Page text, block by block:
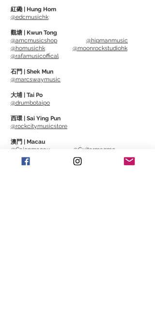
HDMI - mini HDMI 線 x1
2合1 屏幕保護套/底座 x1
一年原廠保養
------------------------------
尺寸: 363mm 長 x 228mm 寬 x 5mm寬
屏幕尺寸: 15.6"
重量: 819g
反應時間: 3ms
對比度: 800:1
紅磡 | Hung Hom
@edcmusichk
觀塘 | Kwun Tong
@amcmusicshop
@hipmanmusic
@homusichk
@moonrockstudiohk
@rafamusicoffical
石門 | Shek Mun
@marcswaymusic
大埔 | Tai Po
@drumbotaipo
西環 | Sai Ying Pun
@rockcitymusicstore
澳門 | Macau
@Cajonmacau
@Guitarmagmo